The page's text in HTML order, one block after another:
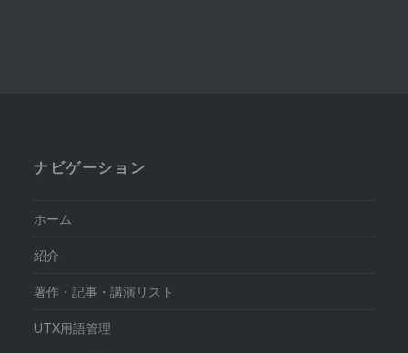
ナビゲーション
ホーム
紹介
著作・記事・講演リスト
UTX用語管理